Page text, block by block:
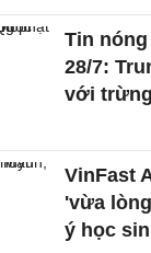
Tin
28/7:
với
VinFast
'vừa
ý học